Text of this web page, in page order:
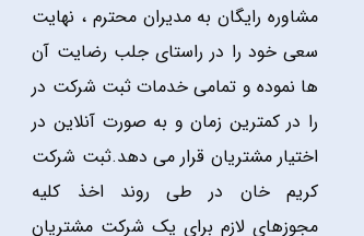
مشاوره رایگان به مدیران محترم ، نهایت
سعی خود را در راستای جلب رضایت آن
ها نموده و تمامی خدمات ثبت شرکت در
را در کمترین زمان و به صورت آنلاین در
اختیار مشتریان قرار می دهد.ثبت شرکت
کریم خان در طی روند اخذ کلیه
مجوزهای لازم برای یک شرکت مشتریان